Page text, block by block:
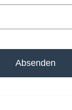
Absenden